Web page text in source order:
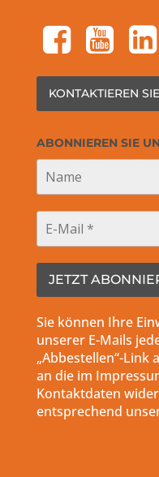
facebook-square
youtube-square linkedin-square
KONTAKTIEREN
ABONNIEREN SIE
Sie können Ihre
unserer E-Mails
„Abbestellen“-Link
an die im
Kontaktdaten
entsprechend